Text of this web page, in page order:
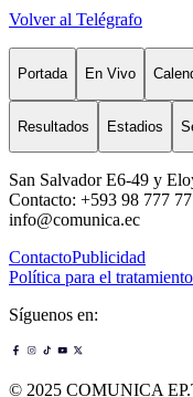
Volver al Telégrafo
Portada En Vivo
Resultados Estadios
San Salvador E6-49 y
Contacto: +593 98 777
info@comunica.ec
ContactoPublicidad
Política para el
Síguenos en:
© 2025 COMUNICA